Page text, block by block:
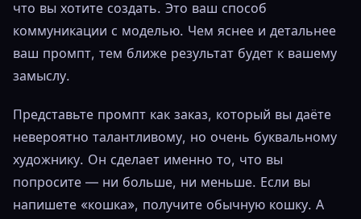
что вы хотите создать. Это ваш способ
коммуникации с моделью. Чем яснее и детальнее
ваш промпт, тем ближе результат будет к вашему
замыслу.
Представьте промпт как заказ, который вы даёте
невероятно талантливому, но очень буквальному
художнику. Он сделает именно то, что вы
попросите — ни больше, ни меньше. Если вы
напишете «кошка», получите обычную кошку. А